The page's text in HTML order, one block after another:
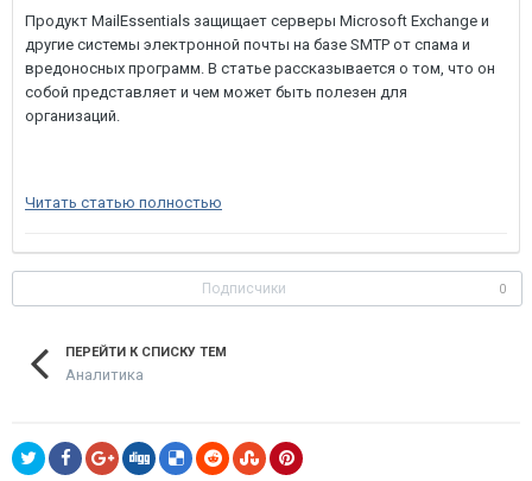
Продукт MailEssentials защищает серверы Microsoft Exchange и
другие системы электронной почты на базе SMTP от спама и
вредоносных программ. В статье рассказывается о том, что он
собой представляет и чем может быть полезен для
организаций.
Читать статью полностью
Подписчики 0
ПЕРЕЙТИ К СПИСКУ ТЕМ
Аналитика